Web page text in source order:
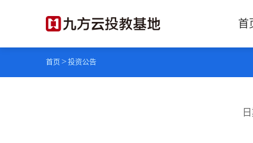
首
首页>投资公告